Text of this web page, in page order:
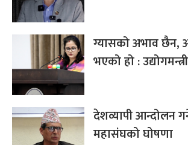
ग्यासको अभाव छैन,
भएको हो : उद्योगमन्त्री
देशव्यापी आन्दोलन
महासंघको घोषणा